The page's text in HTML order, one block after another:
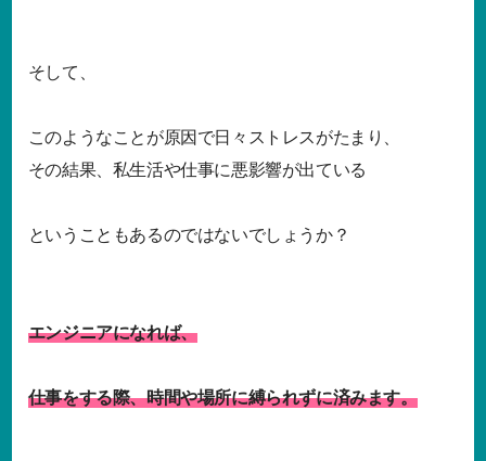
そして、
このようなことが原因で日々ストレスがたまり、
その結果、私生活や仕事に悪影響が出ている
ということもあるのではないでしょうか？
エンジニアになれば、
仕事をする際、時間や場所に縛られずに済みます。